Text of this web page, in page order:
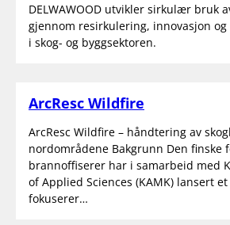
DELWAWOOD utvikler sirkulær bruk
gjennom resirkulering, innovasjon
i skog- og byggsektoren.
ArcResc Wildfire
ArcResc Wildfire – håndtering av
nordområdene Bakgrunn Den finske
brannoffiserer har i samarbeid med
of Applied Sciences (KAMK) lansert
fokuserer…